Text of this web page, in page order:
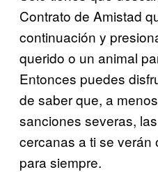
Contrato de Amistad
continuación y
querido o un animal
Entonces puedes
de saber que, a
sanciones severas,
cercanas a ti se verán
para siempre.